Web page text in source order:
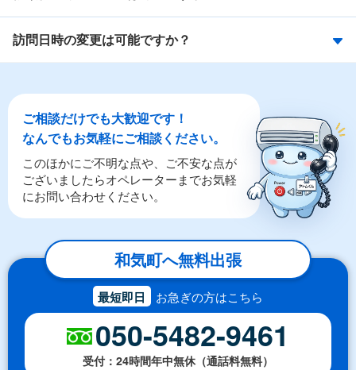
訪問日時の変更は可能ですか？
ご相談だけでも大歓迎です！
なんでもお気軽にご相談ください。
このほかにご不明な点や、ご不安な点が
ございましたらオペレーターまでお気軽
にお問い合わせください。
和気町へ無料出張
最短即日 お急ぎの方はこちら
050-5482-9461
受付：24時間年中無休（通話料無料）